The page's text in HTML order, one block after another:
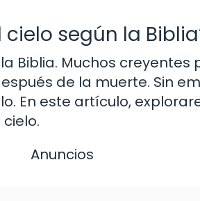
según la
Biblia. Muchos creyentes
de la muerte. Sin
En este artículo,
Anuncios